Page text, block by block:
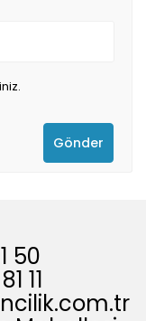
50
11